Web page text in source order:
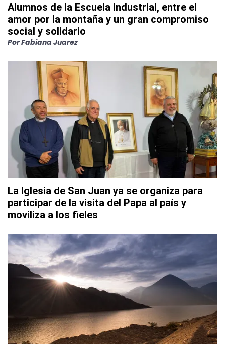
Alumnos de la Escuela Industrial, entre el
amor por la montaña y un gran compromiso
social y solidario
PorFabiana Juarez
La Iglesia de San Juan ya se organiza para
participar de la visita del Papa al país y
moviliza a los fieles